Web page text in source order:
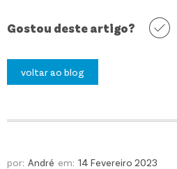
Gostou deste artigo?
voltar ao blog
por: André em: 14 Fevereiro 2023